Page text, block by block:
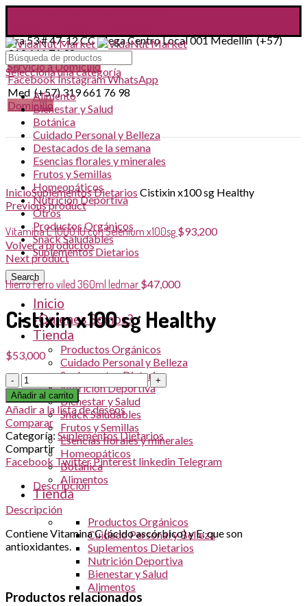
Cra 53 # 47-12 CC Mega Centro Local 001 Medellín (+57)
319 661 76 98
Servicio a Domicilio
FacebookInstagramWhatsApp
Med (+57) 319 661 76 98
Domicilio
Selecciona una categoría
Alimento
Bienestar y Salud
Botánica
Cuidado Personal y Belleza
Destacados de la semana
Esencias florales y minerales
Frutos y Semillas
Homeopáticos
Nutrición Deportiva
Otros
Productos Orgánicos
Snack Saludables
Suplementos Dietarios
Search
Inicio
¿Quienes Somos?
Tienda
Productos Orgánicos
Cuidado Personal y Belleza
Suplementos Dietarios
Nutrición Deportiva
Bienestar y Salud
Snack Saludables
Frutos y Semillas
Esencias florales y minerales
Homeopáticos
Botánica
Alimentos
Tienda
Productos Orgánicos
Cuidado Personal y Belleza
Suplementos Dietarios
Nutrición Deportiva
Bienestar y Salud
Alimentos
Click to enlarge
InicioSuplementos Dietarios Cistixin x100 sg Healthy
Previous product
Vitamina E 1000 IU con Selenium x100sg$93,200
Volver a productos
Next product
Hierro Ferro viled 360ml ledmar $47,000
Cistixin x100 sg Healthy
$53,000
Cantidad
Añadir al carrito
Añadir a la lista de deseos
Comparar
Categoría: Suplementos Dietarios
Compartir
Facebook TwitterPinterest linkedin Telegram
Descripción
Descripción
Contiene Vitamina C (ácido ascórbico) y E: que son
antioxidantes.
Productos relacionados